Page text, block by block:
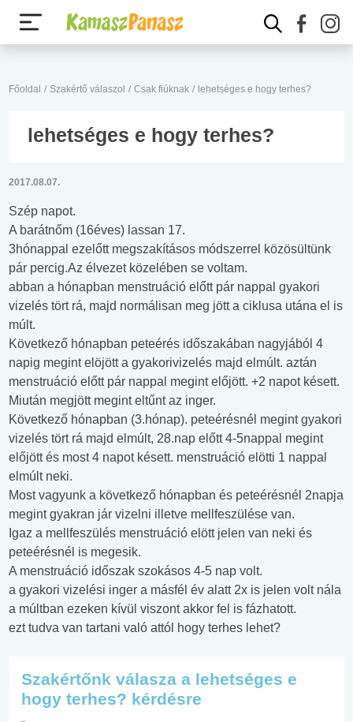
Főoldal / Szakértő válaszol / Csak fiúknak / lehetséges e hogy terhes?
lehetséges e hogy terhes?
2017.08.07.
Szép napot.
A barátnőm (16éves) lassan 17.
3hónappal ezelőtt megszakításos módszerrel közösültünk
pár percig.Az élvezet közelében se voltam.
abban a hónapban menstruáció előtt pár nappal gyakori
vizelés tört rá, majd normálisan meg jött a ciklusa utána el is
múlt.
Következő hónapban peteérés időszakában nagyjából 4
napig megint elöjött a gyakorivizelés majd elmúlt. aztán
menstruáció előtt pár nappal megint előjött. +2 napot késett.
Miután megjött megint eltűnt az inger.
Következő hónapban (3.hónap). peteérésnél megint gyakori
vizelés tört rá majd elmúlt, 28.nap előtt 4-5nappal megint
előjött és most 4 napot késett. menstruáció elötti 1 nappal
elmúlt neki.
Most vagyunk a következő hónapban és peteérésnél 2napja
megint gyakran jár vizelni illetve mellfeszülése van.
Igaz a mellfeszülés menstruáció elött jelen van neki és
peteérésnél is megesik.
A menstruáció időszak szokásos 4-5 nap volt.
a gyakori vizelési inger a másfél év alatt 2x is jelen volt nála
a múltban ezeken kívül viszont akkor fel is fázhatott.
ezt tudva van tartani való attól hogy terhes lehet?
Szakértőnk válasza a lehetséges e
hogy terhes? kérdésre